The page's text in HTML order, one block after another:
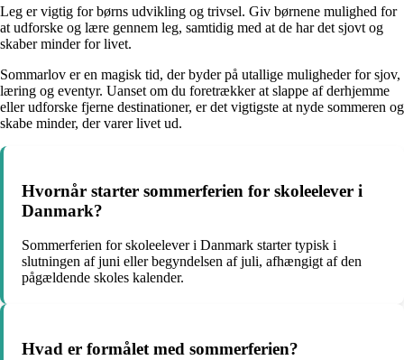
Leg er vigtig for børns udvikling og trivsel. Giv børnene mulighed for
at udforske og lære gennem leg, samtidig med at de har det sjovt og
skaber minder for livet.
Sommarlov er en magisk tid, der byder på utallige muligheder for sjov,
læring og eventyr. Uanset om du foretrækker at slappe af derhjemme
eller udforske fjerne destinationer, er det vigtigste at nyde sommeren og
skabe minder, der varer livet ud.
Hvornår starter sommerferien for skoleelever i
Danmark?
Sommerferien for skoleelever i Danmark starter typisk i
slutningen af juni eller begyndelsen af juli, afhængigt af den
pågældende skoles kalender.
Hvad er formålet med sommerferien?